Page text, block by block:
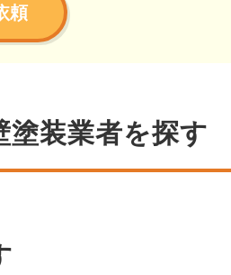
頼
塗装業者を探す